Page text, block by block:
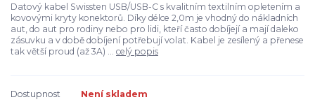
Datový kabel Swissten USB/USB-C s kvalitním textilním opletením a
kovovými kryty konektorů. Díky délce 2,0m je vhodný do nákladních
aut, do aut pro rodiny nebo pro lidi, kteří často dobíjejí a mají daleko
zásuvku a v době dobíjení potřebují volat. Kabel je zesílený a přenese
tak větší proud (až 3A) ... celý popis
Dostupnost Není skladem